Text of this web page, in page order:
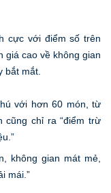
cực với điểm số trên
giá cao về không gian
bắt mắt.
với hơn 60 món, từ
cũng chỉ ra “điểm trừ
không gian mát mẻ,
mái.”